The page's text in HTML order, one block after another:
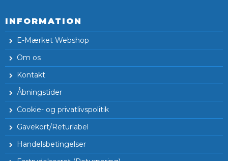
INFORMATION
E-Mærket Webshop
Om os
Kontakt
Åbningstider
Cookie- og privatlivspolitik
Gavekort/Returlabel
Handelsbetingelser